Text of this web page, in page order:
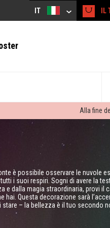
IT
Alla fine
è possibile osservare le nuvole
i suoi respiri. Sogni di avere la
dalla magia straordinaria, provi il
hai. Questa decorazione sarà
– la bellezza è il tuo secondo